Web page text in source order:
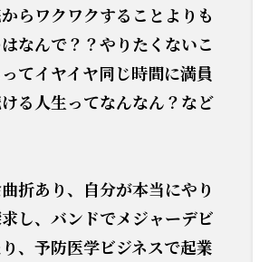
らワクワクすることよりも
なんで？？やりたくないこ
てイヤイヤ同じ時間に満員
る人生ってなんなん？など
折あり、自分が本当にやり
し、バンドでメジャーデビ
、予防医学ビジネスで起業